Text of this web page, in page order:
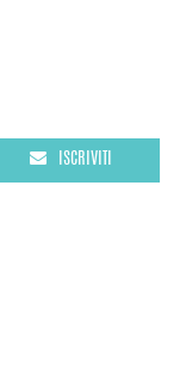
ISCRIVITI